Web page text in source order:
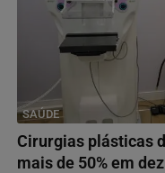
SAÚDE
Cirurgias plásticas
mais de 50% em